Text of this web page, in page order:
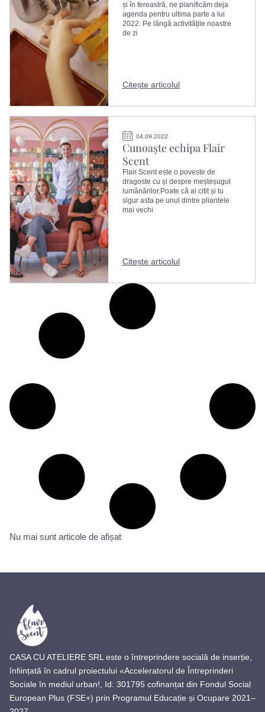
și în fereastră, ne planificăm deja
agenda pentru ultima parte a lui
2022. Pe lângă activitățile noastre
de zi
Citește articolul
04.09.2022
Cunoaște echipa Flair
Scent
Flair Scent este o poveste de
dragoste cu și despre meșteșugul
lumânărilor.Poate că ai citit și tu
sigur asta pe unul dintre pliantele
mai vechi
Citește articolul
Nu mai sunt articole de afișat
CASA CU ATELIERE SRL este o întreprindere socială de inserție,
înființată în cadrul proiectului «Acceleratorul de Întreprinderi
Sociale în mediul urban!, Id: 301795 cofinanțat din Fondul Social
European Plus (FSE+) prin Programul Educație și Ocupare 2021–